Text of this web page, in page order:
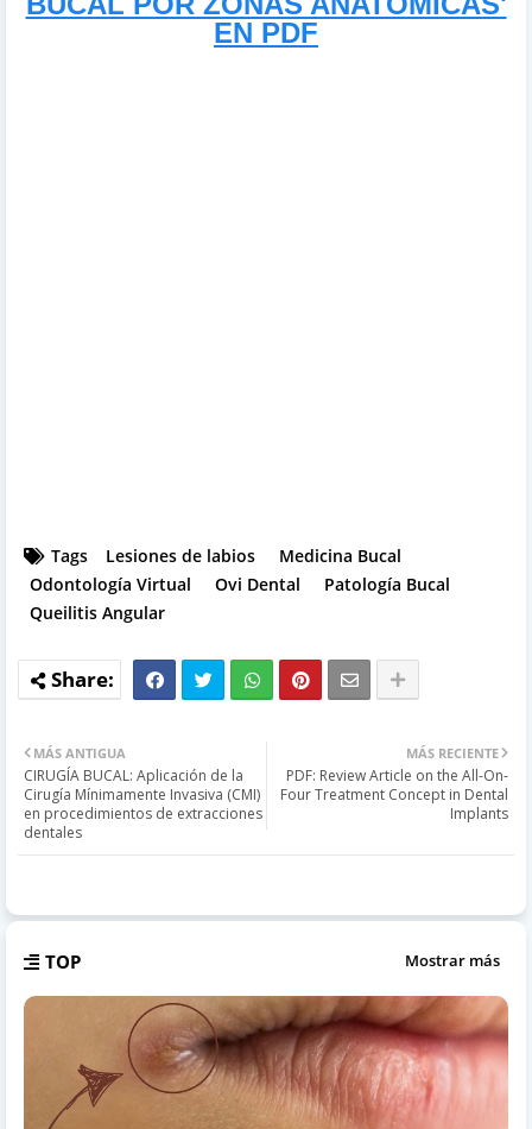
EN PDF
Tags Lesiones de labios
Medicina Bucal
Odontología Virtual
Ovi Dental
Patología Bucal
Queilitis Angular
MÁS RECIENTE
PDF: Review Article on the All-On-
Four Treatment Concept in Dental
Implants
MÁS ANTIGUA
CIRUGÍA BUCAL: Aplicación de la
Cirugía Mínimamente Invasiva (CMI)
en procedimientos de extracciones
dentales
TOP Mostrar más